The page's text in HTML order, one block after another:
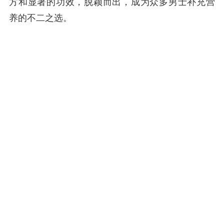
方和显著的功效，脱颖而出，成为众多男士补充营
养的不二之选。